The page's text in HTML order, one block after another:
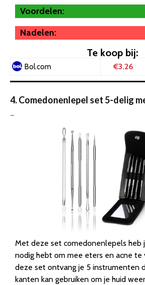
Voordelen:
Nadelen:
Te koop bij:
Bol.com €3.26
4. Comedonenlepel set 5-delig
–
Met deze set comedonenlepels heb
nodig hebt om mee eters en acne te
deze set ontvang je 5 instrumenten
kanten kan gebruiken om je huid